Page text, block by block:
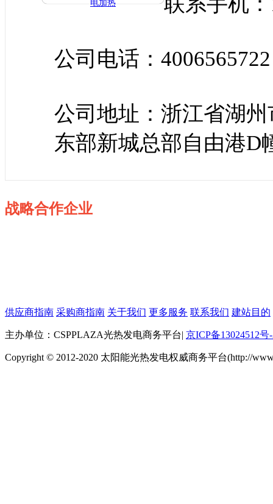
电加热
公司电话：4006565722
公司地址：浙江省湖
东部新城总部自由港D
战略合作企业
供应商指南 采购商指南 关于我们 更多服务 联系我们 建站目的
主办单位：CSPPLAZA光热发电商务平台| 京ICP备13024512号
Copyright © 2012-2020 太阳能光热发电权威商务平台(http://